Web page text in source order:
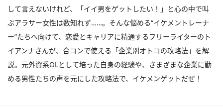
して言えないけれど、「イイ男をゲットしたい！」と心の中で叫
ぶアラサー女性は数知れず……。そんな悩める“イケメントレーナ
ー”たちへ向けて、恋愛とキャリアに精通するフリーライターのト
イアンナさんが、合コンで使える「企業別オトコの攻略法」を解
説。元外資系OLとして培った自身の経験や、さまざまな企業に勤
める男性たちの声を元にした攻略法で、イケメンゲットだぜ！